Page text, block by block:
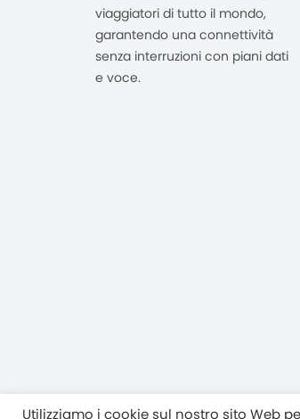
viaggiatori di tutto il mondo,
garantendo una connettività
senza interruzioni con piani dati
e voce.
Utilizziamo i cookie sul nostro sito Web